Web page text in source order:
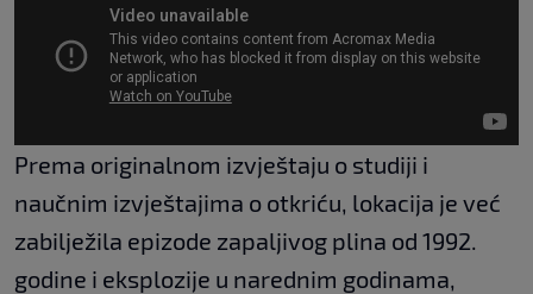
Prema originalnom izvještaju o studiji i
naučnim izvještajima o otkriću, lokacija je već
zabilježila epizode zapaljivog plina od 1992.
godine i eksplozije u narednim godinama,